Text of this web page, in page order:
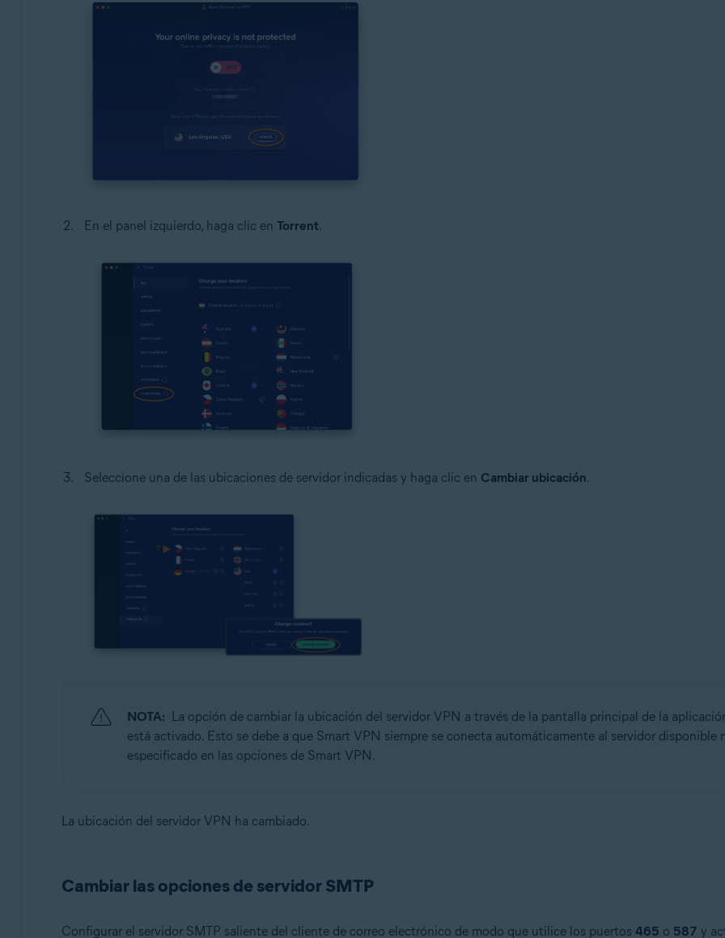
En el panel izquierdo, haga clic en Torrent.
Seleccione una de las ubicaciones de servidor indicadas y haga clic en Cambiar ubicación.
NOTA: La opción de cambiar la ubicación del servidor VPN a través de la pantalla principal de la
está activado. Esto se debe a que Smart VPN siempre se conecta automáticamente al servidor disponible
especificado en las opciones de Smart VPN.
La ubicación del servidor VPN ha cambiado.
Cambiar las opciones de servidor SMTP
Configurar el servidor SMTP saliente del cliente de correo electrónico de modo que utilice los puertos 465 o 587 y